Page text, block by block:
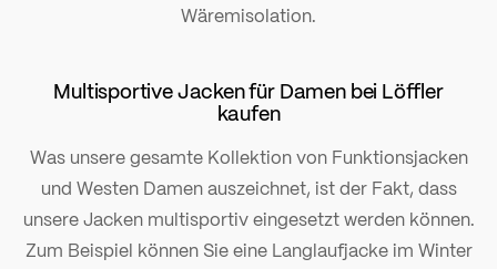
Wäremisolation.
Multisportive Jacken für Damen bei Löffler
kaufen
Was unsere gesamte Kollektion von Funktionsjacken
und Westen Damen auszeichnet, ist der Fakt, dass
unsere Jacken multisportiv eingesetzt werden können.
Zum Beispiel können Sie eine Langlaufjacke im Winter